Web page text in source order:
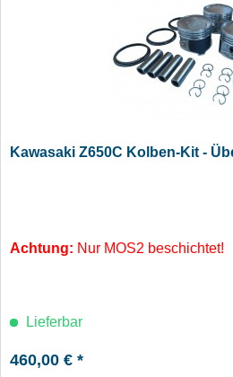
Kawasaki Z650C Kolben-Kit -
Achtung: Nur MOS2 beschichtet!
Lieferbar
460,00 € *